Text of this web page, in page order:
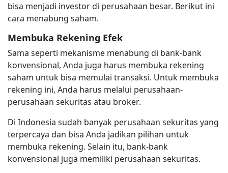
bisa menjadi investor di perusahaan besar. Berikut ini
cara menabung saham.
Membuka Rekening Efek
Sama seperti mekanisme menabung di bank-bank
konvensional, Anda juga harus membuka rekening
saham untuk bisa memulai transaksi. Untuk membuka
rekening ini, Anda harus melalui perusahaan-
perusahaan sekuritas atau broker.
Di Indonesia sudah banyak perusahaan sekuritas yang
terpercaya dan bisa Anda jadikan pilihan untuk
membuka rekening. Selain itu, bank-bank
konvensional juga memiliki perusahaan sekuritas.